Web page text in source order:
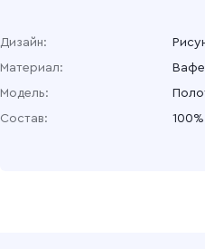
Дизайн:
Материал:
Модель:
Состав: